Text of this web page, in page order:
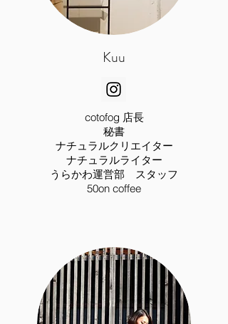
Kuu
cotofog 店長
​秘書
ナチュラルクリエイター
​ナチュラルライター
​うらかわ運営部 スタッフ
50on coffee​